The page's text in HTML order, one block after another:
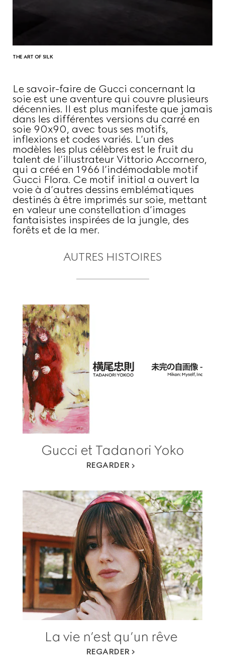
THE ART OF SILK
Le savoir-faire de Gucci concernant la
soie est une aventure qui couvre plusieurs
décennies. Il est plus manifeste que jamais
dans les différentes versions du carré en
soie 90x90, avec tous ses motifs,
inflexions et codes variés. L’un des
modèles les plus célèbres est le fruit du
talent de l’illustrateur Vittorio Accornero,
qui a créé en 1966 l’indémodable motif
Gucci Flora. Ce motif initial a ouvert la
voie à d’autres dessins emblématiques
destinés à être imprimés sur soie, mettant
en valeur une constellation d’images
fantaisistes inspirées de la jungle, des
forêts et de la mer.
AUTRES HISTOIRES
Gucci et Tadanori Yoko
REGARDER
La vie n’est qu’un rêve
REGARDER